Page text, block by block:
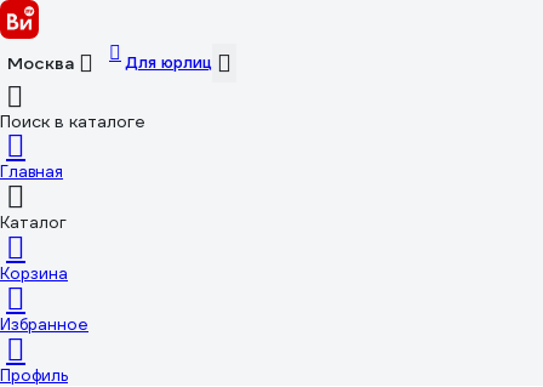
Москва Для юрлиц
Поиск в каталоге
Главная
Каталог
Корзина
Избранное
Профиль